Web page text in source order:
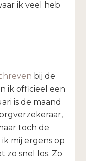
ik veel heb
bij de
ik officieel een
is de maand
toch de
mij ergens op
zo snel los. Zo